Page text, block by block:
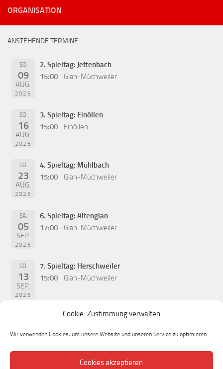
Cookie-Zustimmung verwalten
Wir verwenden Cookies, um unsere Website und unseren Service zu optimieren.
Cookies akzeptieren
ORGANISATION
ANSTEHENDE TERMINE:
SO.
09
AUG.
2026
2. Spieltag: Jettenbach
15:00
Glan-Müchweiler
SO.
16
AUG.
2026
3. Spieltag: Einöllen
15:00
Einöllen
SO.
23
AUG.
2026
4. Spieltag: Mühlbach
15:00
Glan-Müchweiler
SA.
05
SEP.
2026
6. Spieltag: Altenglan
17:00
Glan-Müchweiler
SO.
13
SEP.
2026
7. Spieltag: Herschweiler
15:00
Glan-Müchweiler